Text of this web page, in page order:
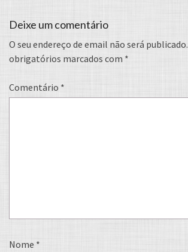
Deixe um comentário
O seu endereço de email não será publicado.
obrigatórios marcados com *
Comentário *
Nome *